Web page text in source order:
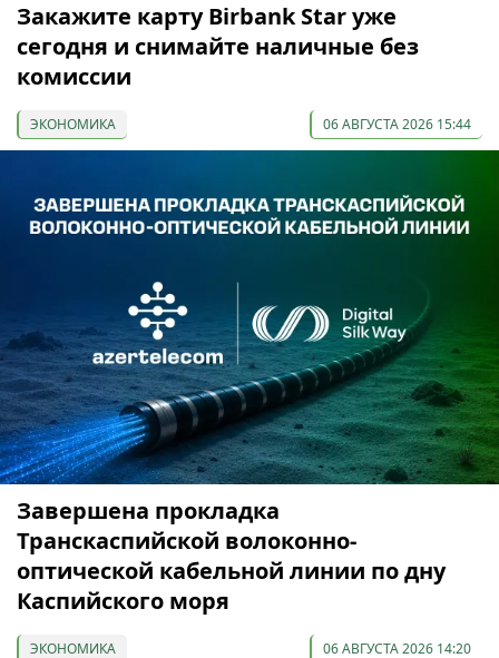
Закажите карту Birbank Star уже
сегодня и снимайте наличные без
комиссии
ЭКОНОМИКА 06 АВГУСТА 2026 15:44
Завершена прокладка
Транскаспийской волоконно-
оптической кабельной линии по дну
Каспийского моря
ЭКОНОМИКА 06 АВГУСТА 2026 14:20